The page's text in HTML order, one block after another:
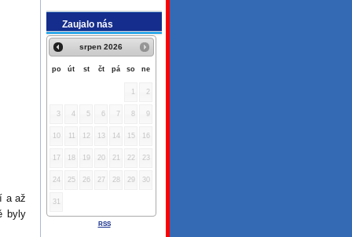
Zaujalo nás
srpen 2026
po út st čt pá so ne
1 2
3 4 5 6 7 8 9
10 11 12 13 14 15 16
17 18 19 20 21 22 23
24 25 26 27 28 29 30
31
RSS
a až
byly